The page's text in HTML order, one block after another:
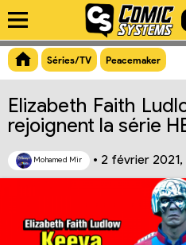
Séries/TV Peacemaker
Elizabeth Faith
rejoignent la série
Mohamed Mir • 2 février 2021,
Aperçu du lien